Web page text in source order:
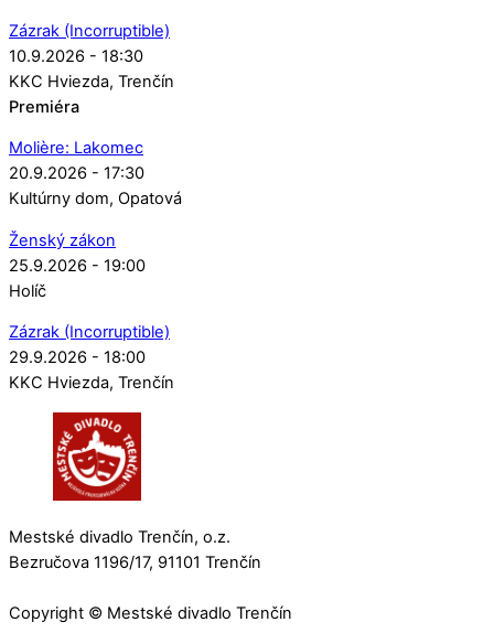
Zázrak (Incorruptible)
10.9.2026 - 18:30
KKC Hviezda Trenčín
Premiéra
Molière: Lakomec
20.9.2026 - 17:30
Kultúrny dom Opatová
Ženský zákon
25.9.2026 - 19:00
Holíč
Zázrak (Incorruptible)
29.9.2026 - 18:00
KKC Hviezda Trenčín
Mestské divadlo Trenčín, o.z.
Bezručova 1196/17, 91101 Trenčín
Copyright © Mestské divadlo Trenčín